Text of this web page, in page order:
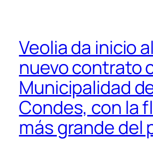
Veolia da inicio al
nuevo contrato
Municipalidad
Condes, con la
más grande del